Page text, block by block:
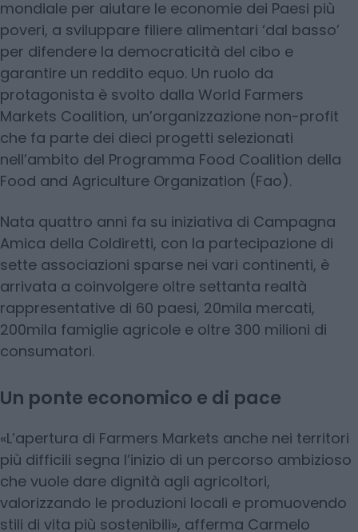
mondiale per aiutare le economie dei Paesi più
poveri, a sviluppare filiere alimentari ‘dal basso’
per difendere la democraticità del cibo e
garantire un reddito equo. Un ruolo da
protagonista è svolto dalla World Farmers
Markets Coalition, un’organizzazione non-profit
che fa parte dei dieci progetti selezionati
nell’ambito del Programma Food Coalition della
Food and Agriculture Organization (Fao).
Nata quattro anni fa su iniziativa di Campagna
Amica della Coldiretti, con la partecipazione di
sette associazioni sparse nei vari continenti, è
arrivata a coinvolgere oltre settanta realtà
rappresentative di 60 paesi, 20mila mercati,
200mila famiglie agricole e oltre 300 milioni di
consumatori.
Un ponte economico e di pace
«L’apertura di Farmers Markets anche nei territori
più difficili segna l’inizio di un percorso ambizioso
che vuole dare dignità agli agricoltori,
valorizzando le produzioni locali e promuovendo
stili di vita più sostenibili», afferma Carmelo